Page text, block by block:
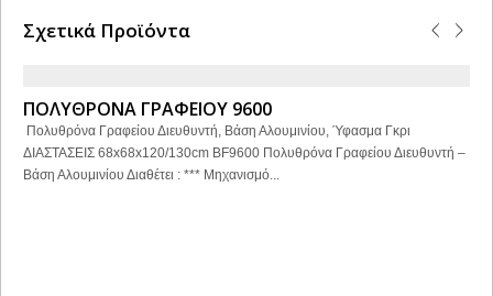
Σχετικά Προϊόντα
ΠΟΛΥΘΡΟΝΑ ΓΡΑΦΕΙΟΥ 9600
Πολυθρόνα Γραφείου Διευθυντή, Βάση Αλουμινίου, Ύφασμα Γκρι
ΔΙΑΣΤΑΣΕΙΣ 68x68x120/130cm BF9600 Πολυθρόνα Γραφείου Διευθυντή –
Βάση Αλουμινίου Διαθέτει : *** Μηχανισμό...